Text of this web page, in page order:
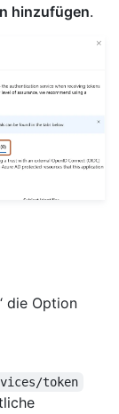
hinzufügen.
die Option
token